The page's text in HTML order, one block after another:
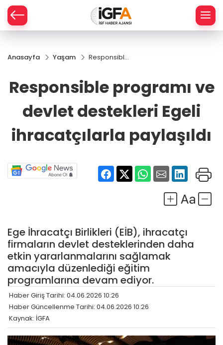
Anasayfa Yaşam
Responsible
destekleri
ihracatçılarla
paylaşıldı
Responsible programı ve
devlet destekleri Egeli
ihracatçılarla paylaşıldı
Ege İhracatçı Birlikleri (EİB), ihracatçı
firmaların devlet desteklerinden daha
etkin yararlanmalarını sağlamak
amacıyla düzenlediği eğitim
programlarına devam ediyor.
Haber Giriş Tarihi: 04.06.2026 10:26
Haber Güncellenme Tarihi: 04.06.2026 10:26
Kaynak: İGFA